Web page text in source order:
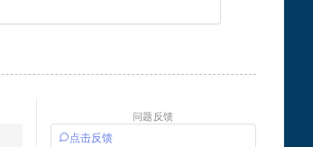
问题反馈
点击反馈